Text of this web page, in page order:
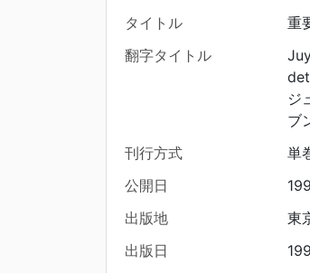
タイトル
重
翻字タイトル
ジ
ブ
刊行方式
単
公開日
出版地
東
出版日